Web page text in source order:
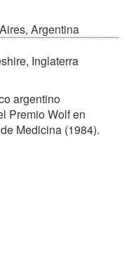
Argentina
Inglaterra
argentino
Premio Wolf en
Medicina (1984).